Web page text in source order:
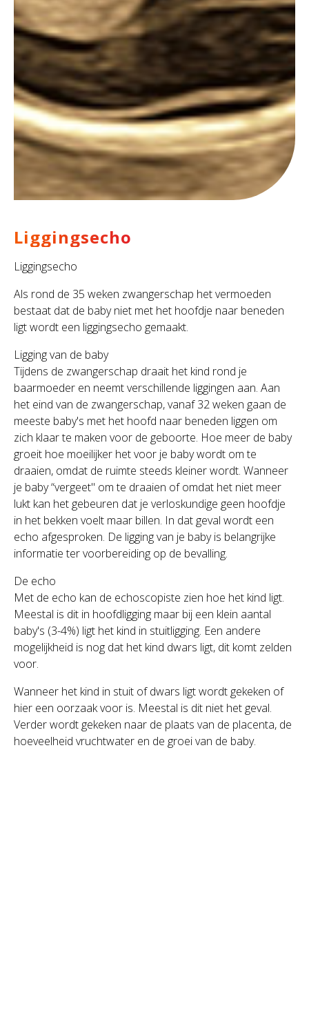
Liggingsecho
Liggingsecho
Als rond de 35 weken zwangerschap het vermoeden
bestaat dat de baby niet met het hoofdje naar beneden
ligt wordt een liggingsecho gemaakt.
Ligging van de baby
Tijdens de zwangerschap draait het kind rond je
baarmoeder en neemt verschillende liggingen aan. Aan
het eind van de zwangerschap, vanaf 32 weken gaan de
meeste baby's met het hoofd naar beneden liggen om
zich klaar te maken voor de geboorte. Hoe meer de baby
groeit hoe moeilijker het voor je baby wordt om te
draaien, omdat de ruimte steeds kleiner wordt. Wanneer
je baby “vergeet" om te draaien of omdat het niet meer
lukt kan het gebeuren dat je verloskundige geen hoofdje
in het bekken voelt maar billen. In dat geval wordt een
echo afgesproken. De ligging van je baby is belangrijke
informatie ter voorbereiding op de bevalling.
De echo
Met de echo kan de echoscopiste zien hoe het kind ligt.
Meestal is dit in hoofdligging maar bij een klein aantal
baby's (3-4%) ligt het kind in stuitligging. Een andere
mogelijkheid is nog dat het kind dwars ligt, dit komt zelden
voor.
Wanneer het kind in stuit of dwars ligt wordt gekeken of
hier een oorzaak voor is. Meestal is dit niet het geval.
Verder wordt gekeken naar de plaats van de placenta, de
hoeveelheid vruchtwater en de groei van de baby.